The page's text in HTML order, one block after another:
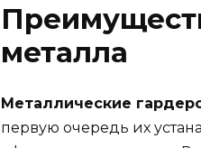
металла
Металлические
первую очередь их